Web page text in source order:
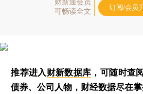
财新通会员
可畅读全文
订阅/会员
推荐进入财新数据库 ，可随时查
债券、公司人物，财经数据尽在掌